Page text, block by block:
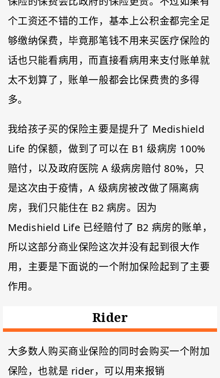
个工资还不错的工作，基本上公积金都完全足
够缴纳保费，毕竟那笔钱不用来买医疗保险的
话也只能看病用，而直接看病用来支付账单就
太不划算了，账单一般都会比保费贵的多得
多。
我给孩子买的保险主要是提升了 Medishield
Life 的保额，做到了可以在 B1 级病房 100%
赔付，以及政府医院 A 级病房赔付 80%，只
是这次由于疫情，A 级病房被改做了隔离病
房，我们只能住在 B2 病房。因为
Medishield Life 已经赔付了 B2 病房的账单，
所以这部分商业保险这次并没有起到很大作
用，主要是下面说的一个附加保险起到了主要
作用。
Rider
大多数人购买商业保险的同时会购买一个附加
保险，也就是 rider，可以用来报销